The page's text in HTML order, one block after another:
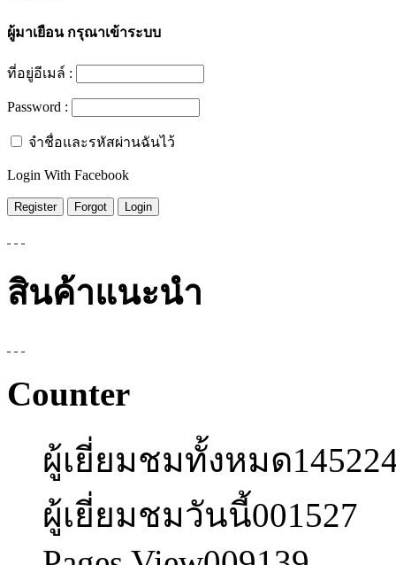
ผู้มาเยือนกรุณาเข้าระบบ
ที่อยู่อีเมล์ :
Password :
จำชื่อและรหัสผ่านฉันไว้
Login With Facebook
สินค้าแนะนำ
Counter
ผู้เยี่ยมชมทั้งหมด
ผู้เยี่ยมชมวันนี้001527